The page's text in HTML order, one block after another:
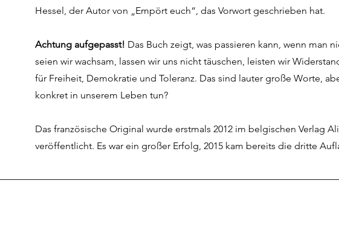
Hessel, der Autor von „Empört euch“, das Vorwort geschrieben hat.
Achtung aufgepasst! Das Buch zeigt, was passieren kann, wenn man
seien wir wachsam, lassen wir uns nicht täuschen, leisten wir
für Freiheit, Demokratie und Toleranz. Das sind lauter große Worte,
konkret in unserem Leben tun?
Das französische Original wurde erstmals 2012 im belgischen Verlag
veröffentlicht. Es war ein großer Erfolg, 2015 kam bereits die dritte